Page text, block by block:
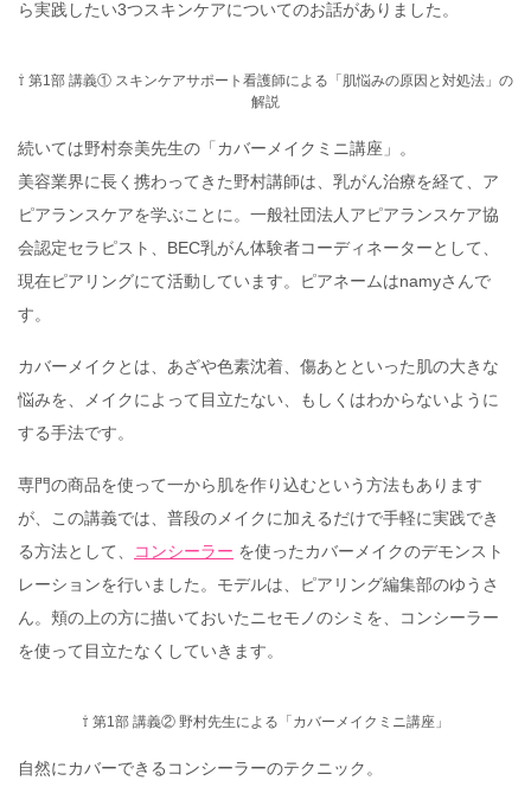
ら実践したい3つスキンケアについてのお話がありました。
⇧ 第1部 講義① スキンケアサポート看護師による「肌悩みの原因と対処法」の
解説
続いては野村奈美先生の「カバーメイクミニ講座」。
美容業界に長く携わってきた野村講師は、乳がん治療を経て、ア
ピアランスケアを学ぶことに。一般社団法人アピアランスケア協
会認定セラピスト、BEC乳がん体験者コーディネーターとして、
現在ピアリングにて活動しています。ピアネームはnamyさんで
す。
カバーメイクとは、あざや色素沈着、傷あとといった肌の大きな
悩みを、メイクによって目立たない、もしくはわからないように
する手法です。
専門の商品を使って一から肌を作り込むという方法もあります
が、この講義では、普段のメイクに加えるだけで手軽に実践でき
る方法として、
コンシーラー を使ったカバーメイクのデモンスト
レーションを行いました。モデルは、ピアリング編集部のゆうさ
ん。頬の上の方に描いておいたニセモノのシミを、コンシーラー
を使って目立たなくしていきます。
⇧ 第1部 講義② 野村先生による「カバーメイクミニ講座」
自然にカバーできるコンシーラーのテクニック。